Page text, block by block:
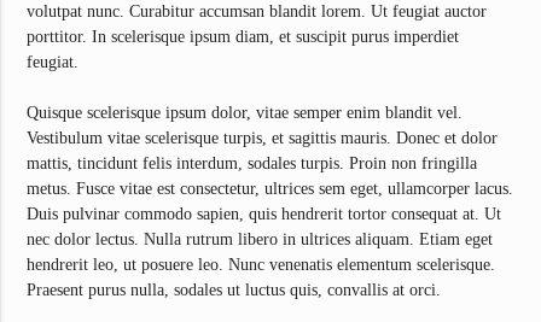
volutpat nunc. Curabitur accumsan blandit lorem. Ut feugiat auctor
porttitor. In scelerisque ipsum diam, et suscipit purus imperdiet
feugiat.
Quisque scelerisque ipsum dolor, vitae semper enim blandit vel.
Vestibulum vitae scelerisque turpis, et sagittis mauris. Donec et dolor
mattis, tincidunt felis interdum, sodales turpis. Proin non fringilla
metus. Fusce vitae est consectetur, ultrices sem eget, ullamcorper lacus.
Duis pulvinar commodo sapien, quis hendrerit tortor consequat at. Ut
nec dolor lectus. Nulla rutrum libero in ultrices aliquam. Etiam eget
hendrerit leo, ut posuere leo. Nunc venenatis elementum scelerisque.
Praesent purus nulla, sodales ut luctus quis, convallis at orci.